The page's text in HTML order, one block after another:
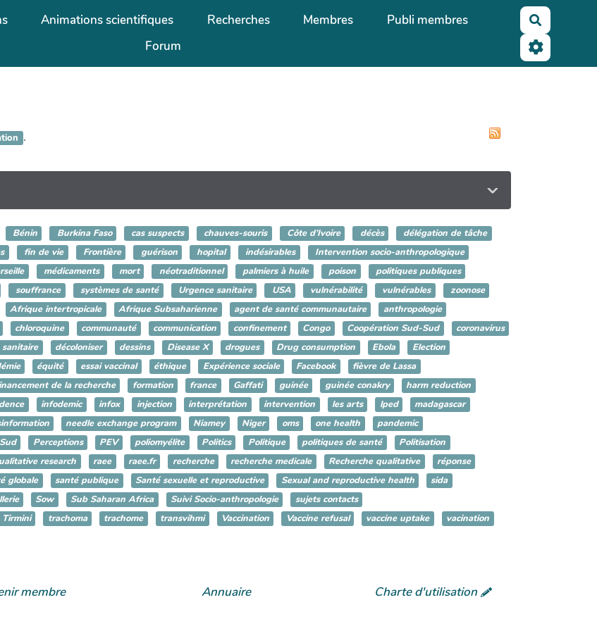
Animations scientifiques Recherches Membres
Publi membres
Forum
.
Bénin Burkina Faso cas suspects chauves-souris Côte d’Ivoire décès
délégation de tâche
fin de vie Frontière guérison hopital indésirables
Intervention socio-anthropologique
médicaments mort néotraditionnel palmiers à huile poison
politiques publiques
souffrance systèmes de santé Urgence sanitaire USA vulnérabilité vulnérables
zoonose
Afrique intertropicale Afrique Subsaharienne agent de santé communautaire
anthropologie
chloroquine communauté communication confinement Congo Coopération Sud-Sud
coronavirus
sanitaire décoloniser dessins Disease X drogues Drug consumption Ebola
Election
équité essai vaccinal éthique Expérience sociale Facebook
fièvre de Lassa
de la recherche formation france Gaffati guinée guinée conakry
harm reduction
infodemic infox injection interprétation intervention les arts lped
madagascar
needle exchange program Niamey Niger oms one health
pandemic
Perceptions PEV poliomyélite Politics Politique politiques de santé
Politisation
research raee raee.fr recherche recherche medicale Recherche qualitative
réponse
globale santé publique Santé sexuelle et reproductive Sexual and reproductive health
sida
Sow Sub Saharan Africa Suivi Socio-anthropologie
sujets contacts
Tirmini trachoma trachome transvihmi Vaccination Vaccine refusal vaccine uptake
vacination
membre Annuaire Charte d'utilisation